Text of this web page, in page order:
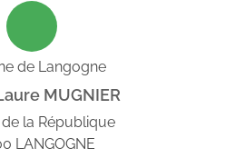
de Langogne
MUGNIER
la République
LANGOGNE